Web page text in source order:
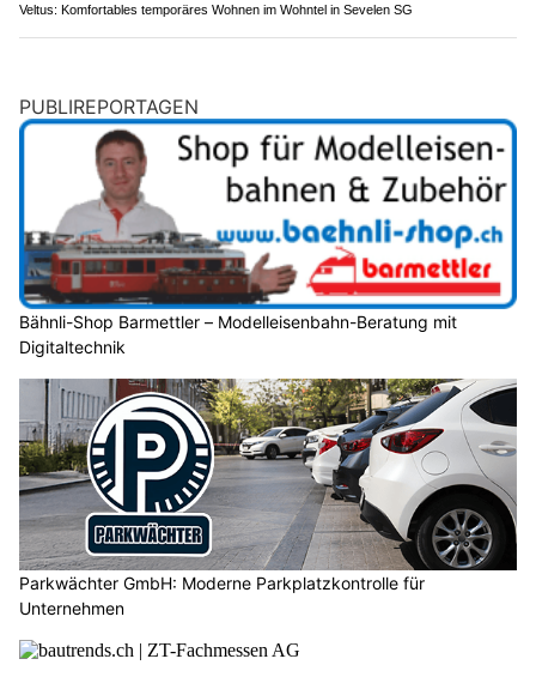
Veltus: Komfortables temporäres Wohnen im Wohntel in Sevelen SG
PUBLIREPORTAGEN
Bähnli-Shop Barmettler – Modelleisenbahn-Beratung mit
Digitaltechnik
Parkwächter GmbH: Moderne Parkplatzkontrolle für
Unternehmen